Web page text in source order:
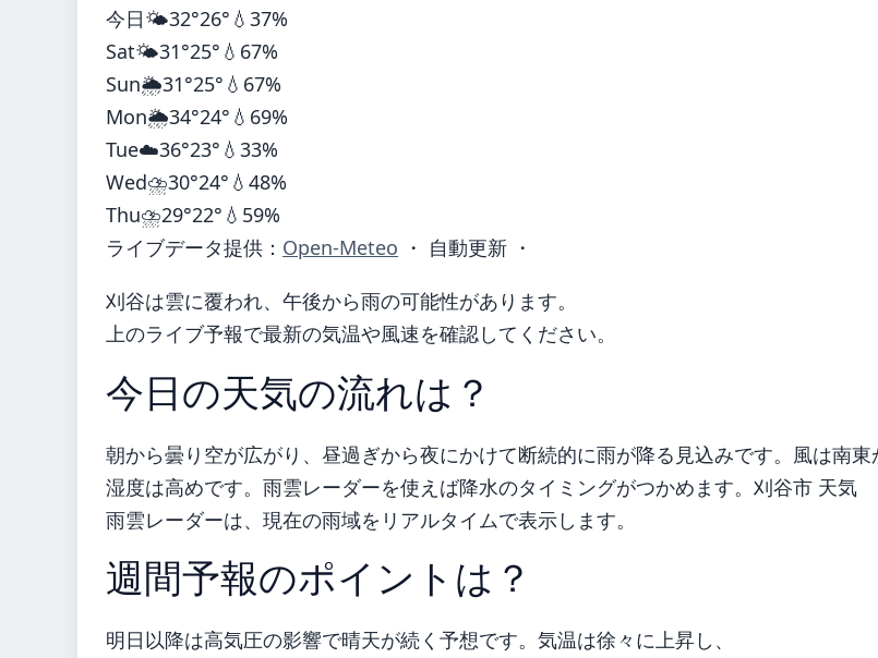
今日🌤️32°26° 💧37%
Sat🌤️31°25° 💧67%
Sun🌦️31°25° 💧67%
Mon🌦️34°24° 💧69%
Tue☁️36°23° 💧33%
Wed⛈️30°24° 💧48%
Thu⛈️29°22° 💧59%
ライブデータ提供： Open-Meteo ・ 自動更新 ・
刈谷は雲に覆われ、午後から雨の可能性があります。
上のライブ予報で最新の気温や風速を確認してください。
今日の天気の流れは？
朝から曇り空が広がり、昼過ぎから夜にかけて断続的に雨が降る見込みです。風は南東
湿度は高めです。雨雲レーダーを使えば降水のタイミングがつかめます。刈谷市 天気
雨雲レーダーは、現在の雨域をリアルタイムで表示します。
週間予報のポイントは？
明日以降は高気圧の影響で晴天が続く予想です。気温は徐々に上昇し、